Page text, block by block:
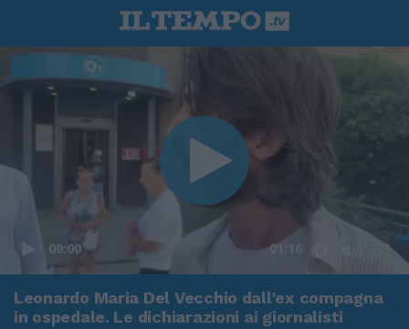
00:00 01:16
Leonardo Maria Del Vecchio dall'ex compagna
in ospedale. Le dichiarazioni ai giornalisti